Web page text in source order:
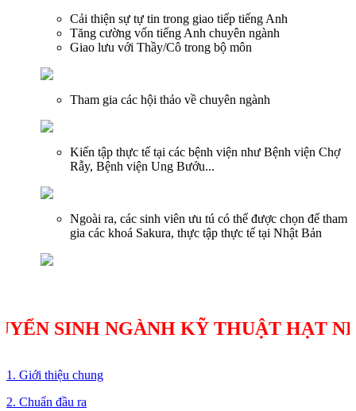
Cải thiện sự tự tin trong giao tiếp tiếng Anh
Tăng cường vốn tiếng Anh chuyên ngành
Giao lưu với Thầy/Cô trong bộ môn
Tham gia các hội thảo về chuyên ngành
Kiến tập thực tế tại các bệnh viện như Bệnh viện Chợ
Rẫy, Bệnh viện Ung Bướu...
Ngoài ra, các sinh viên ưu tú có thể được chọn để tham
gia các khoá Sakura, thực tập thực tế tại Nhật Bản
SINH NGÀNH KỸ THUẬT HẠT
1. Giới thiệu chung
2. Chuẩn đầu ra